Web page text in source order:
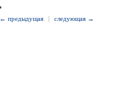
← предыдущая | следующая →